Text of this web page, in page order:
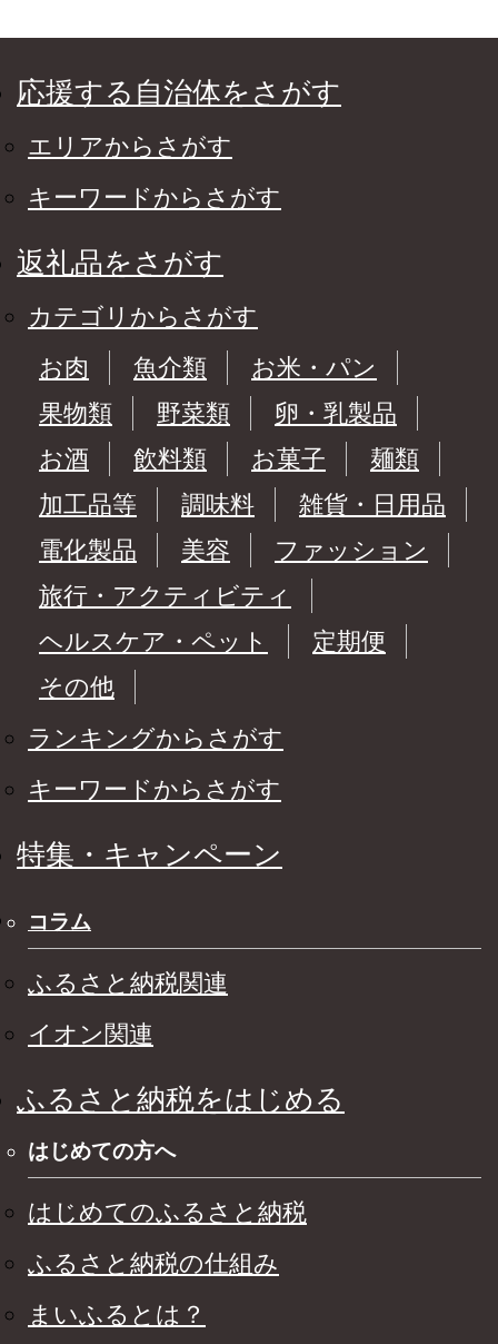
応援する自治体をさがす
エリアからさがす
キーワードからさがす
返礼品をさがす
カテゴリからさがす
お肉
魚介類
お米・パン
果物類
野菜類
卵・乳製品
お酒
飲料類 お菓子
麺類
加工品等
調味料
雑貨・日用品
電化製品
美容
ファッション
旅行・アクティビティ
ヘルスケア・ペット
定期便
その他
ランキングからさがす
キーワードからさがす
特集・キャンペーン
コラム
ふるさと納税関連
イオン関連
ふるさと納税をはじめる
はじめての方へ
はじめてのふるさと納税
ふるさと納税の仕組み
まいふるとは？